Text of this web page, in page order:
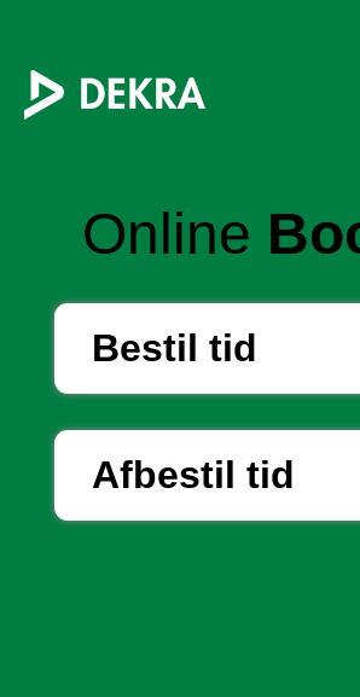
Online
Bestil tid
Afbestil tid